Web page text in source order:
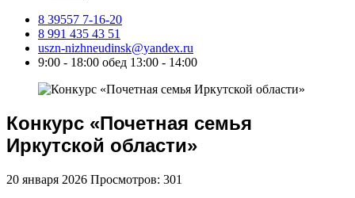
8 39557 7-16-20
8 991 435 43 51
uszn-nizhneudinsk@yandex.ru
9:00 - 18:00 обед 13:00 - 14:00
Конкурс «Почетная семья
Иркутской области»
20 января 2026 Просмотров: 301